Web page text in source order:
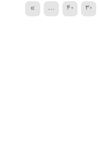
30
40
...
»